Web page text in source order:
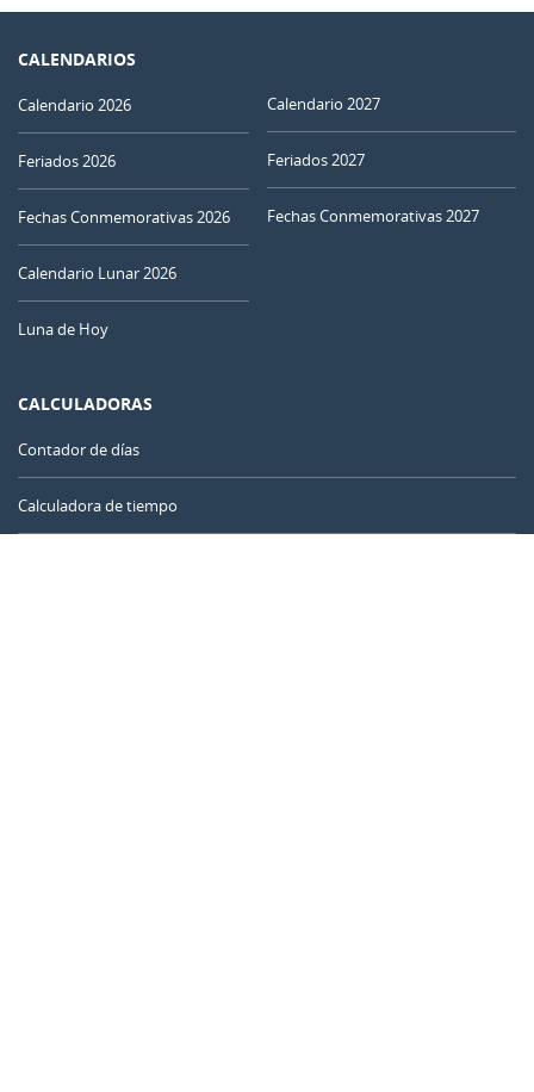
CALENDARIOS
Calendario 2026
Feriados 2026
Fechas Conmemorativas 2026
Calendario Lunar 2026
Luna de Hoy
Calendario 2027
Feriados 2027
Fechas Conmemorativas 2027
CALCULADORAS
Contador de días
Calculadora de tiempo